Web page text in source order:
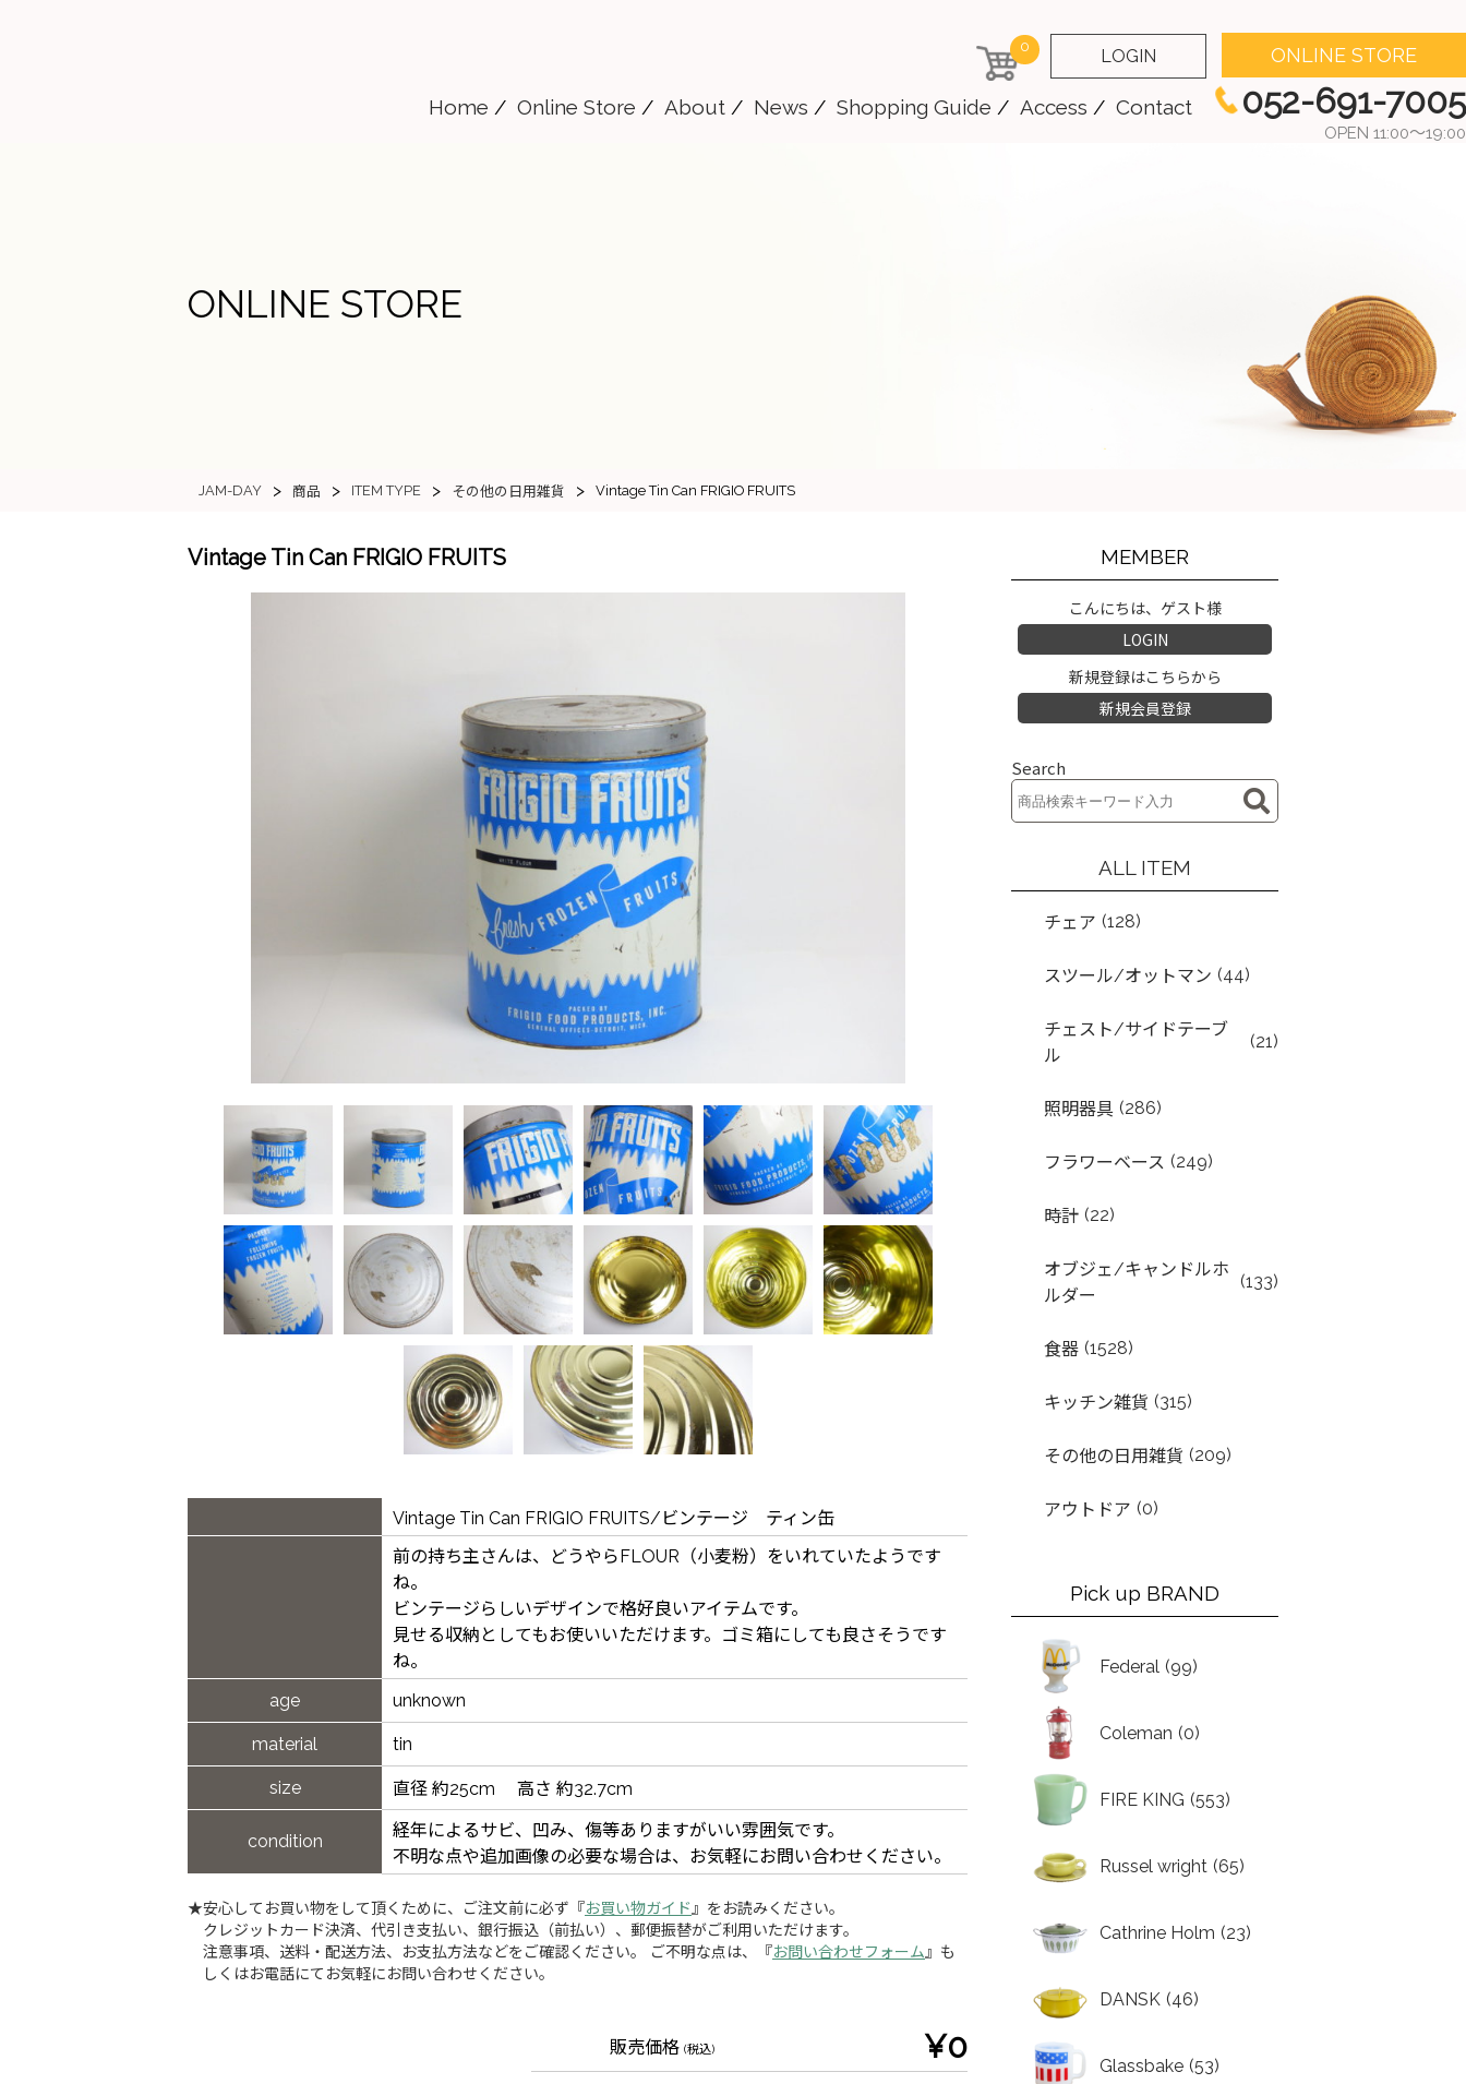
0 LOGIN ONLINE STORE
Home Online Store About News Shopping Guide Access Contact 052-691-7005
OPEN 11:00～19:00
ONLINE STORE
JAM-DAY > 商品 > ITEM TYPE > その他の日用雑貨 > Vintage Tin Can FRIGIO FRUITS
Vintage Tin Can FRIGIO FRUITS
Vintage Tin Can FRIGIO FRUITS/ビンテージ ティン缶
前の持ち主さんは、どうやらFLOUR（小麦粉）をいれていたようです
ね。
ビンテージらしいデザインで格好良いアイテムです。
見せる収納としてもお使いいただけます。ゴミ箱にしても良さそうです
ね。
age
unknown
material tin
size 直径 約25cm 高さ 約32.7cm
condition
経年によるサビ、凹み、傷等ありますがいい雰囲気です。
不明な点や追加画像の必要な場合は、お気軽にお問い合わせください。
★安心してお買い物をして頂くために、ご注文前に必ず『お買い物ガイド 』をお読みください。
クレジットカード決済、代引き支払い、銀行振込（前払い）、郵便振替がご利用いただけます。
注意事項、送料・配送方法、お支払方法などをご確認ください。 ご不明な点は、『お問い合わせフォーム 』も
しくはお電話にてお気軽にお問い合わせください。
販売価格(税込) ¥0
MEMBER
こんにちは、ゲスト様
LOGIN
新規登録はこちらから
新規会員登録
Search
ALL ITEM
チェア (128)
スツール/オットマン (44)
チェスト/サイドテーブ
ル
(21)
照明器具 (286)
フラワーベース (249)
時計 (22)
オブジェ/キャンドルホ
ルダー
(133)
食器 (1528)
キッチン雑貨 (315)
その他の日用雑貨 (209)
アウトドア (0)
Pick up BRAND
Federal (99)
Coleman (0)
FIRE KING (553)
Russel wright (65)
Cathrine Holm (23)
DANSK (46)
Glassbake (53)